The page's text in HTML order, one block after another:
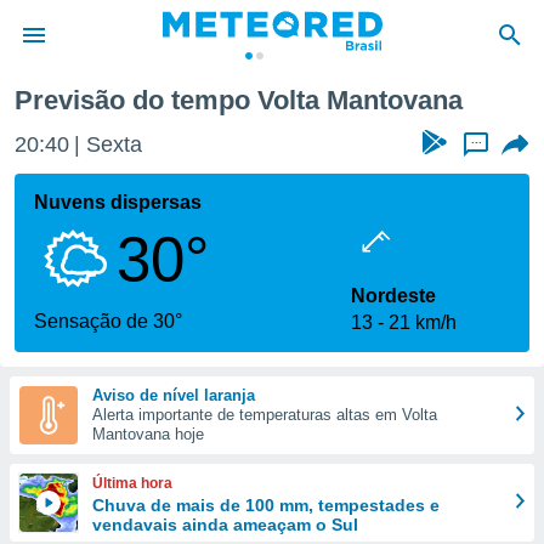
da
fornecidas
a este
das
e
forma
digital
Previsão do tempo Volta Mantovana
20:40 Sexta ...
Nuvens dispersas
30°
Sensação de 30°
Nordeste
13
21 km/h
Aviso de nível laranja
Alerta importante de temperaturas altas em Volta
Mantovana hoje
Última hora
Chuva de mais de 100 mm, tempestades e
vendavais ainda ameaçam o Sul